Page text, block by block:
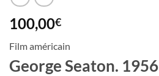
100,00€
Film américain
George Seaton. 1956